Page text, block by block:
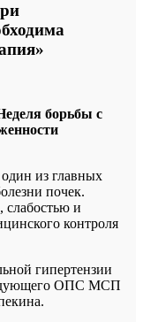
борьбы с
из главных
почек.
слабостью и
контроля
гипертензии
ОПС МСП